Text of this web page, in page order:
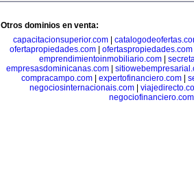
Otros dominios en venta:
capacitacionsuperior.com
ofertapropiedades.com
ofertaspropiedades.com
emprendimientoinmobiliario.com|
empresasdominicanas.com|
compracampo.com| expertofinanciero.com|
negociosinternacionais.com
negociofinanciero.com